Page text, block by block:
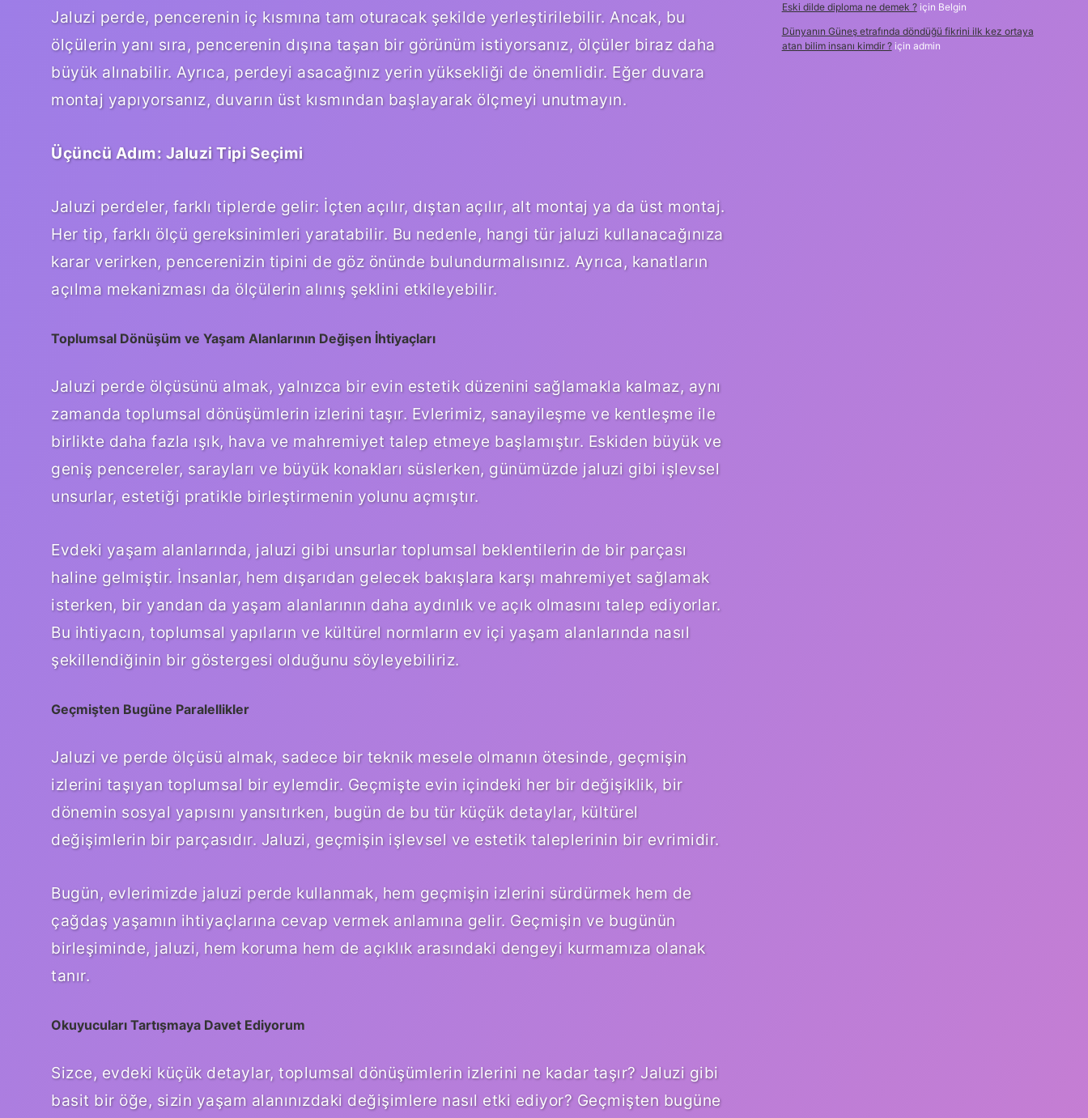
Jaluzi perde, pencerenin iç kısmına tam oturacak şekilde yerleştirilebilir. Ancak, bu
ölçülerin yanı sıra, pencerenin dışına taşan bir görünüm istiyorsanız, ölçüler biraz daha
büyük alınabilir. Ayrıca, perdeyi asacağınız yerin yüksekliği de önemlidir. Eğer duvara
montaj yapıyorsanız, duvarın üst kısmından başlayarak ölçmeyi unutmayın.
Üçüncü Adım: Jaluzi Tipi Seçimi
Jaluzi perdeler, farklı tiplerde gelir: İçten açılır, dıştan açılır, alt montaj ya da üst montaj.
Her tip, farklı ölçü gereksinimleri yaratabilir. Bu nedenle, hangi tür jaluzi kullanacağınıza
karar verirken, pencerenizin tipini de göz önünde bulundurmalısınız. Ayrıca, kanatların
açılma mekanizması da ölçülerin alınış şeklini etkileyebilir.
Toplumsal Dönüşüm ve Yaşam Alanlarının Değişen İhtiyaçları
Jaluzi perde ölçüsünü almak, yalnızca bir evin estetik düzenini sağlamakla kalmaz, aynı
zamanda toplumsal dönüşümlerin izlerini taşır. Evlerimiz, sanayileşme ve kentleşme ile
birlikte daha fazla ışık, hava ve mahremiyet talep etmeye başlamıştır. Eskiden büyük ve
geniş pencereler, sarayları ve büyük konakları süslerken, günümüzde jaluzi gibi işlevsel
unsurlar, estetiği pratikle birleştirmenin yolunu açmıştır.
Evdeki yaşam alanlarında, jaluzi gibi unsurlar toplumsal beklentilerin de bir parçası
haline gelmiştir. İnsanlar, hem dışarıdan gelecek bakışlara karşı mahremiyet sağlamak
isterken, bir yandan da yaşam alanlarının daha aydınlık ve açık olmasını talep ediyorlar.
Bu ihtiyacın, toplumsal yapıların ve kültürel normların ev içi yaşam alanlarında nasıl
şekillendiğinin bir göstergesi olduğunu söyleyebiliriz.
Geçmişten Bugüne Paralellikler
Jaluzi ve perde ölçüsü almak, sadece bir teknik mesele olmanın ötesinde, geçmişin
izlerini taşıyan toplumsal bir eylemdir. Geçmişte evin içindeki her bir değişiklik, bir
dönemin sosyal yapısını yansıtırken, bugün de bu tür küçük detaylar, kültürel
değişimlerin bir parçasıdır. Jaluzi, geçmişin işlevsel ve estetik taleplerinin bir evrimidir.
Bugün, evlerimizde jaluzi perde kullanmak, hem geçmişin izlerini sürdürmek hem de
çağdaş yaşamın ihtiyaçlarına cevap vermek anlamına gelir. Geçmişin ve bugünün
birleşiminde, jaluzi, hem koruma hem de açıklık arasındaki dengeyi kurmamıza olanak
tanır.
Okuyucuları Tartışmaya Davet Ediyorum
Sizce, evdeki küçük detaylar, toplumsal dönüşümlerin izlerini ne kadar taşır? Jaluzi gibi
basit bir öğe, sizin yaşam alanınızdaki değişimlere nasıl etki ediyor? Geçmişten bugüne
Eski dilde diploma ne demek ?için Belgin
Dünyanın Güneş etrafında döndüğü fikrini ilk kez ortaya
atan bilim insanı kimdir ?için admin